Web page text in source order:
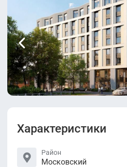
Характеристики
Район
Московский